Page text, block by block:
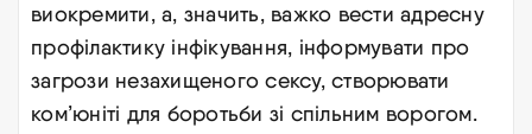
виокремити, а, значить, важко вести адресну
профілактику інфікування, інформувати про
загрози незахищеного сексу, створювати
ком’юніті для боротьби зі спільним ворогом.